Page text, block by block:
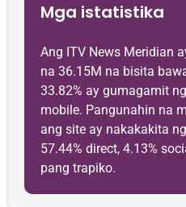
Mga istatistika
Ang ITV News Meridian
na 36.15M na bisita
33.82% ay gumagamit
mobile. Pangunahin na
ang site ay nakakakita
57.44% direct, 4.13%
pang trapiko.